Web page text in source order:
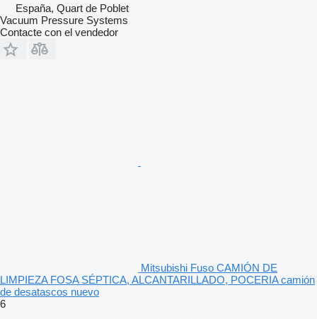
España, Quart de Poblet
Vacuum Pressure Systems
Contacte con el vendedor
Mitsubishi Fuso CAMIÓN DE
LIMPIEZA FOSA SÉPTICA, ALCANTARILLADO, POCERIA camión
de desatascos nuevo
6